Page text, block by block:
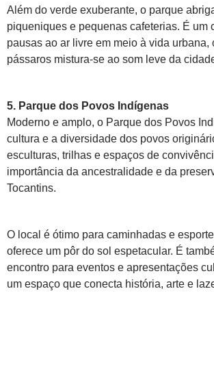
Além do verde exuberante, o parque
piqueniques e pequenas cafeterias. É um
pausas ao ar livre em meio à vida urbana,
pássaros mistura-se ao som leve da
5. Parque dos Povos Indígenas
Moderno e amplo, o Parque dos Povos
cultura e a diversidade dos povos
esculturas, trilhas e espaços de
importância da ancestralidade e da
Tocantins.
O local é ótimo para caminhadas e
oferece um pôr do sol espetacular. É
encontro para eventos e apresentações
um espaço que conecta história, arte e